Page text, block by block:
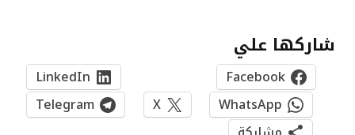
شاركها علي
Facebook
LinkedIn
WhatsApp
X
Telegram